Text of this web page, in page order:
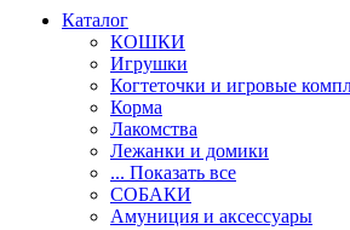
Каталог
КОШКИ
Игрушки
Когтеточки и игровые
Корма
Лакомства
Лежанки и домики
... Показать все
СОБАКИ
Амуниция и аксессуары